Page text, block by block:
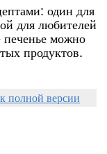
один для
для любителей
печенье можно
продуктов.
к полной версии